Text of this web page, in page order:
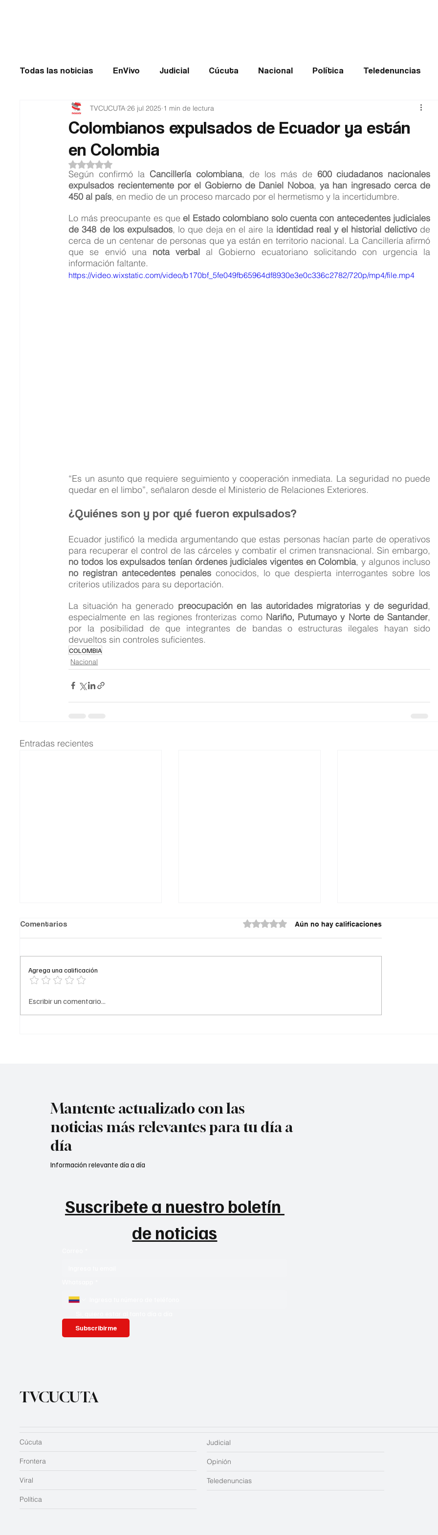
Todas las noticias EnVivo Judicial Cúcuta Nacional Política Teledenuncias
Entretenimiento Historias de impacto Buenas
Catatumbo TRANSMILENIO
Colombianos expulsados de Ecuador ya están
en Colombia
TVCUCUTA 26 jul 2025 1 min de lectura
Obtuvo NaN de 5 estrellas.
Según confirmó la Cancillería colombiana, de los más de 600 ciudadanos nacionales
expulsados recientemente por el Gobierno de Daniel Noboa, ya han ingresado cerca de
450 al país, en medio de un proceso marcado por el hermetismo y la incertidumbre.
Lo más preocupante es que el Estado colombiano solo cuenta con antecedentes judiciales
de 348 de los expulsados, lo que deja en el aire la identidad real y el historial delictivo de
cerca de un centenar de personas que ya están en territorio nacional. La Cancillería afirmó
que se envió una nota verbal al Gobierno ecuatoriano solicitando con urgencia la
información faltante.
https://video.wixstatic.com/video/b170bf_5fe049fb65964df8930e3e0c336c2782/720p/mp4/file.mp4
“Es un asunto que requiere seguimiento y cooperación inmediata. La seguridad no puede
quedar en el limbo”, señalaron desde el Ministerio de Relaciones Exteriores.
¿Quiénes son y por qué fueron expulsados?
Ecuador justificó la medida argumentando que estas personas hacían parte de operativos
no todos los expulsados tenían órdenes judiciales vigentes en Colombia
no registran antecedentes penales conocidos, lo que despierta interrogantes sobre los
criterios utilizados para su deportación.
La situación ha generado preocupación en las autoridades migratorias y de seguridad,
especialmente en las regiones fronterizas como Nariño, Putumayo y Norte de Santander,
por la posibilidad de que integrantes de bandas o estructuras ilegales hayan sido
devueltos sin controles suficientes.
COLOMBIA
Nacional
Entradas recientes
Comediante señalado de
Comentarios Obtuvo 0 de 5 estrellas.Aún no hay calificaciones
Agrega una calificación
Escribir un comentario...
Mantente actualizado con las
noticias más relevantes para tu día a
día
Suscribete a nuestro boletín
de noticias
Subscribirme
Información relevante día a día
TVCUCUTA
Judicial
Opinión
Teledenuncias
Cúcuta
Frontera
Viral
Política